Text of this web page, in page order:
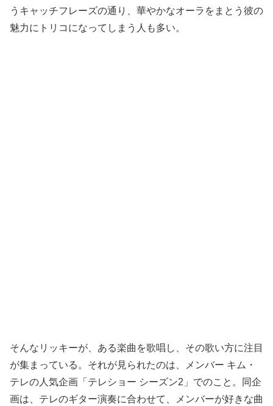
うキャッチフレーズの通り、華やかなオーラをまとう彼の
魅力にトリコになってしまう人も多い。
そんなリッキーが、ある楽曲を歌唱し、その歌い方に注目
が集まっている。それが見られたのは、メンバー キム・
テレの人気企画「テレショー シーズン2」でのこと。同企
画は、テレのギター演奏に合わせて、メンバーが好きな曲